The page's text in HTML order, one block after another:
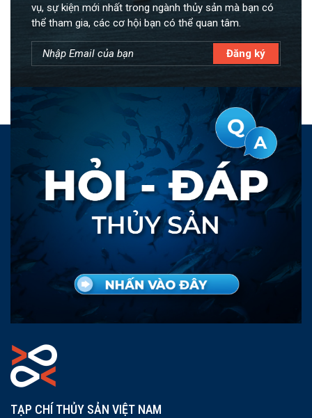
vụ, sự kiện mới nhất trong ngành thủy sản mà bạn có
thể tham gia, các cơ hội bạn có thể quan tâm.
TẠP CHÍ THỦY SẢN VIỆT NAM